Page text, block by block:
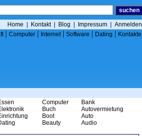
Home Kontakt| Blog Impressum
Anmelden
| Computer | Internet| Software | Dating | Kontakte
Computer
Buch
Boot
Beauty
Bank
Autovermietung
Auto
Audio